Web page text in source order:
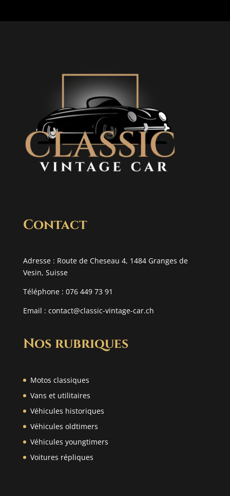
Contact
Adresse : Route de Cheseau 4, 1484 Granges de
Vesin, Suisse
Téléphone : 076 449 73 91
Email : contact@classic-vintage-car.ch
Nos rubriques
Motos classiques
Vans et utilitaires
Véhicules historiques
Véhicules oldtimers
Véhicules youngtimers
Voitures répliques